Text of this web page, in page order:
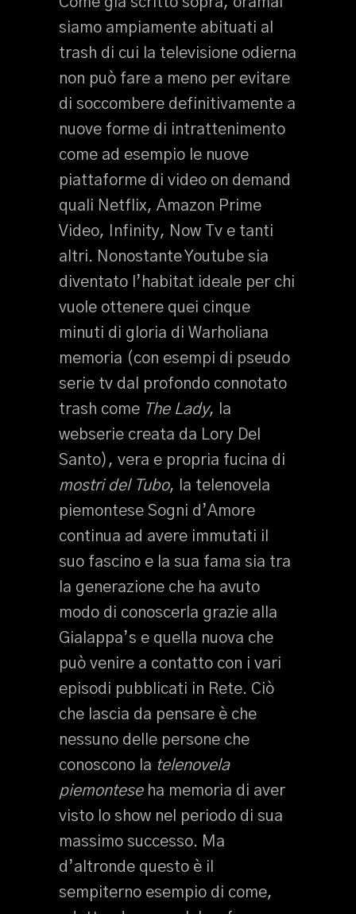
siamo ampiamente abituati al
trash di cui la televisione odierna
non può fare a meno per evitare
di soccombere definitivamente a
nuove forme di intrattenimento
come ad esempio le nuove
piattaforme di video on demand
quali Netflix, Amazon Prime
Video, Infinity, Now Tv e tanti
altri. Nonostante Youtube sia
diventato l’habitat ideale per chi
vuole ottenere quei cinque
minuti di gloria di Warholiana
memoria (con esempi di pseudo
serie tv dal profondo connotato
trash come The Lady, la
webserie creata da Lory Del
Santo), vera e propria fucina di
mostri del Tubo, la telenovela
piemontese Sogni d’Amore
continua ad avere immutati il
suo fascino e la sua fama sia tra
la generazione che ha avuto
modo di conoscerla grazie alla
Gialappa’s e quella nuova che
può venire a contatto con i vari
episodi pubblicati in Rete. Ciò
che lascia da pensare è che
nessuno delle persone che
conoscono la telenovela
piemontese ha memoria di aver
visto lo show nel periodo di sua
massimo successo. Ma
d’altronde questo è il
sempiterno esempio di come,